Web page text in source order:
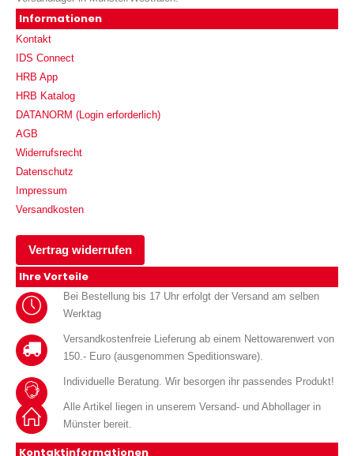
Informationen
Kontakt
IDS Connect
HRB App
HRB Katalog
DATANORM (Login erforderlich)
AGB
Widerrufsrecht
Datenschutz
Impressum
Versandkosten
Vertrag widerrufen
Ihre Vorteile
Bei Bestellung bis 17 Uhr erfolgt der Versand am selben
Werktag
Versandkostenfreie Lieferung ab einem Nettowarenwert von
150.- Euro (ausgenommen Speditionsware).
Individuelle Beratung. Wir besorgen ihr passendes Produkt!
Alle Artikel liegen in unserem Versand- und Abhollager in
Münster bereit.
Kontaktinformationen